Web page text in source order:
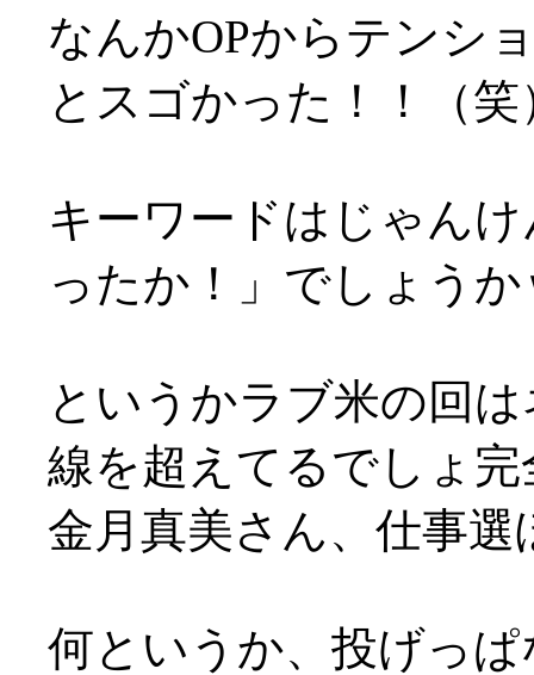
なんかOPからテンシ
とスゴかった！！（笑
キーワードはじゃん
ったか！」でしょうか
というかラブ米の回
線を超えてるでしょ完
金月真美さん、仕事選
何というか、投げっ